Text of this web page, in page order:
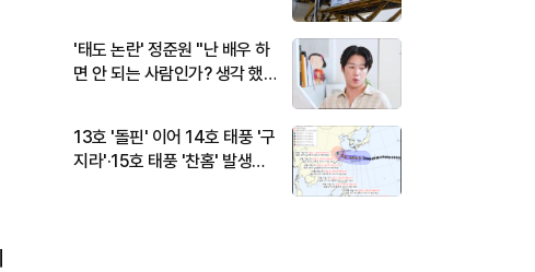
'태도 논란' 정준원 "난 배우 하
면 안 되는 사람인가? 생각 했
13호 '돌핀' 이어 14호 태풍 '구
지라'·15호 태풍 '찬홈' 발생…